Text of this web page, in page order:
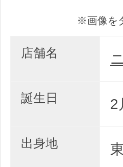
※画像を
店舗名
誕生日 2
出身地